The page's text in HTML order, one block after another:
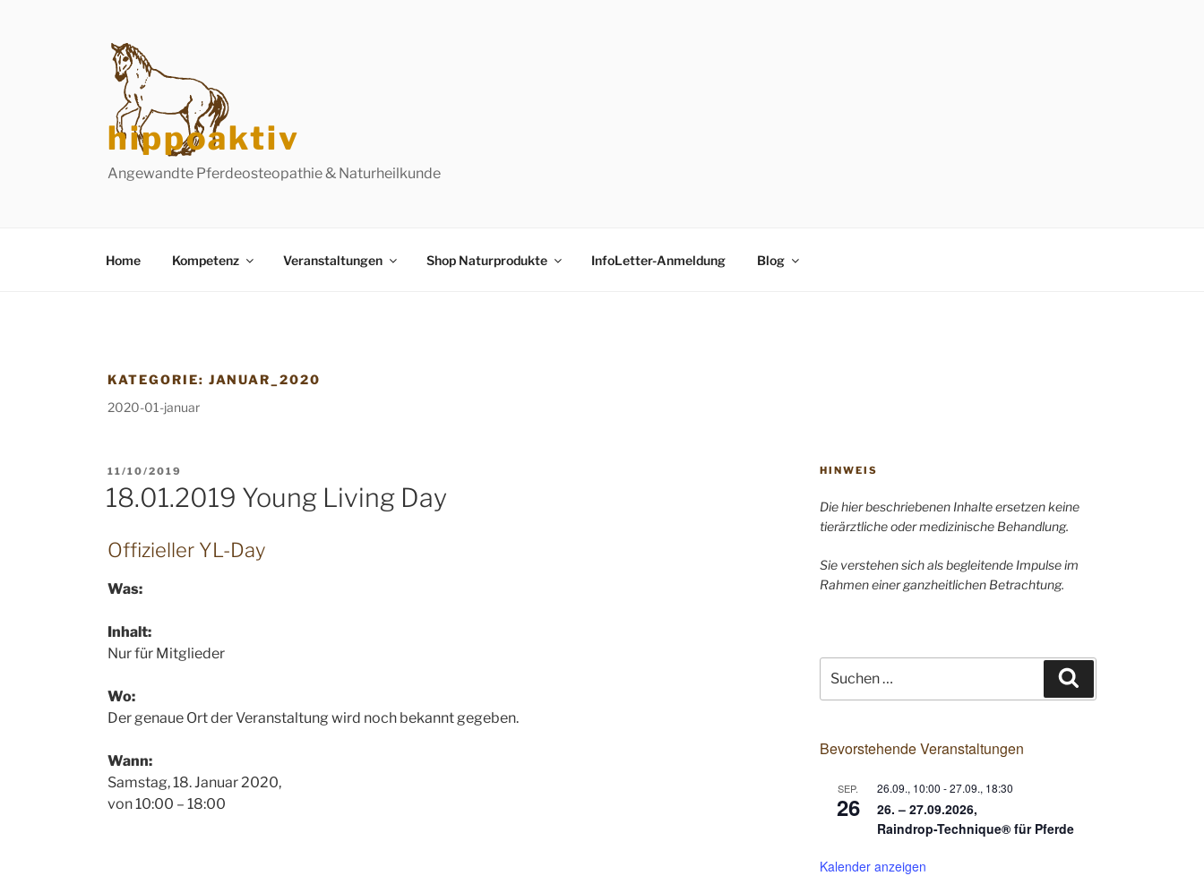
hippoaktiv
Angewandte Pferdeosteopathie & Naturheilkunde
Home Kompetenz Veranstaltungen Shop Naturprodukte InfoLetter-Anmeldung Blog
KATEGORIE: JANUAR_2020
2020-01-januar
VERÖFFENTLICHT
AM
11/10/2019
18.01.2019 Young Living Day
Offizieller YL-Day
Was:
Inhalt:
Nur für Mitglieder
Wo:
Der genaue Ort der Veranstaltung wird noch bekannt gegeben.
Wann:
Samstag, 18. Januar 2020,
von 10:00 – 18:00
HINWEIS
Die hier beschriebenen Inhalte ersetzen keine
tierärztliche oder medizinische Behandlung.
Sie verstehen sich als begleitende Impulse im
Rahmen einer ganzheitlichen Betrachtung.
nach:
Bevorstehende Veranstaltungen
SEP.
26
26.09., 10:00 -27.09., 18:30
26. – 27.09.2026,
Raindrop-Technique® für Pferde
Kalender anzeigen